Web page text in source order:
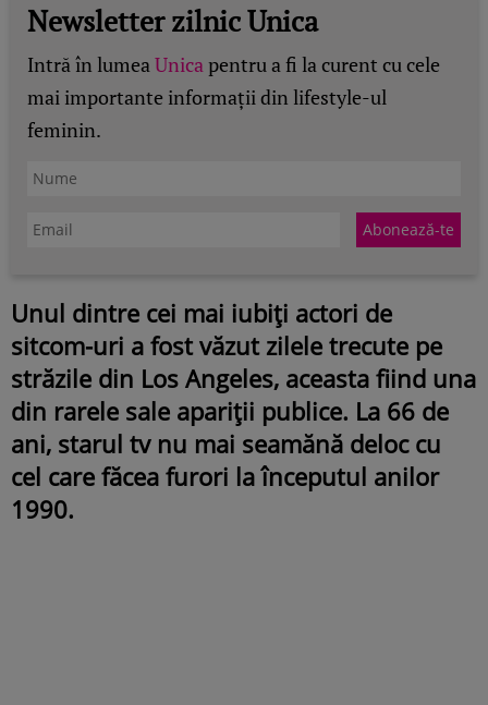
Newsletter zilnic Unica
Intră în lumeaUnicapentru a fi la curent cu cele
mai importante informații din lifestyle-ul
feminin.
Unul dintre cei mai iubiți actori de
sitcom-uri a fost văzut zilele trecute pe
străzile din Los Angeles, aceasta fiind una
din rarele sale apariții publice. La 66 de
ani, starul tv nu mai seamănă deloc cu
cel care făcea furori la începutul anilor
1990.